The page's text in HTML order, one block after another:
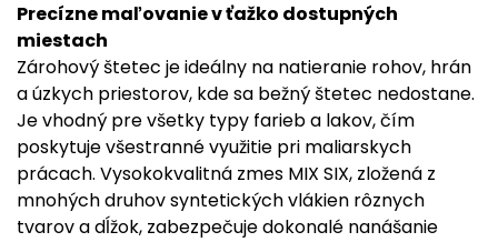
Precízne maľovanie v ťažko dostupných
miestach
Zárohový štetec je ideálny na natieranie rohov, hrán
a úzkych priestorov, kde sa bežný štetec nedostane.
Je vhodný pre všetky typy farieb a lakov, čím
poskytuje všestranné využitie pri maliarskych
prácach. Vysokokvalitná zmes MIX SIX, zložená z
mnohých druhov syntetických vlákien rôznych
tvarov a dĺžok, zabezpečuje dokonalé nanášanie